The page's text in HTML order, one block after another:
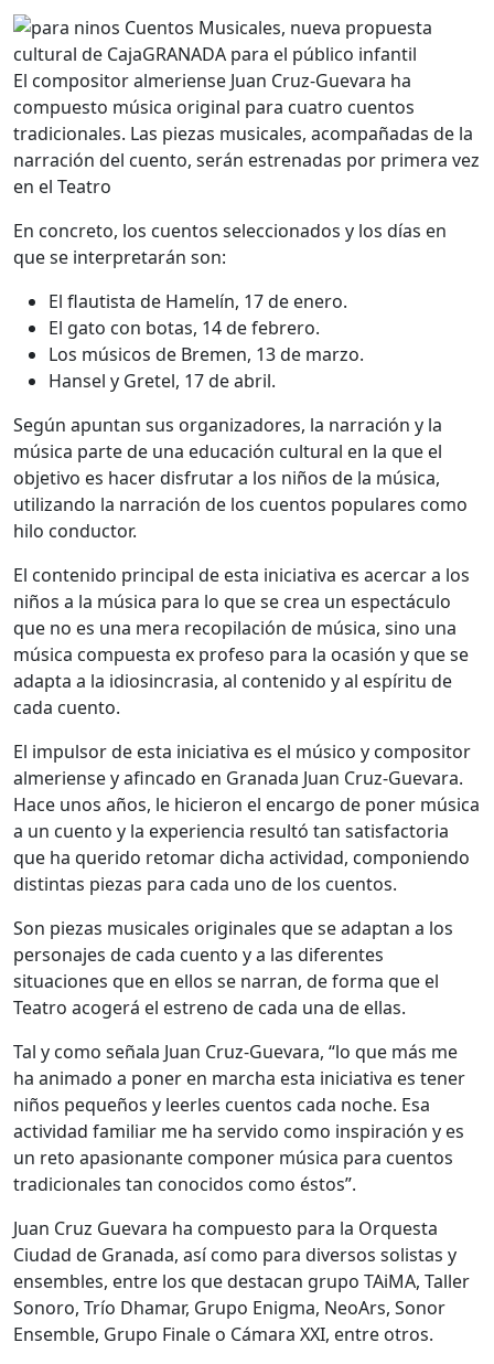
El compositor almeriense Juan Cruz-Guevara ha
compuesto música original para cuatro cuentos
tradicionales. Las piezas musicales, acompañadas de la
narración del cuento, serán estrenadas por primera vez
en el Teatro
En concreto, los cuentos seleccionados y los días en
que se interpretarán son:
El flautista de Hamelín, 17 de enero.
El gato con botas, 14 de febrero.
Los músicos de Bremen, 13 de marzo.
Hansel y Gretel, 17 de abril.
Según apuntan sus organizadores, la narración y la
música parte de una educación cultural en la que el
objetivo es hacer disfrutar a los niños de la música,
utilizando la narración de los cuentos populares como
hilo conductor.
El contenido principal de esta iniciativa es acercar a los
niños a la música para lo que se crea un espectáculo
que no es una mera recopilación de música, sino una
música compuesta ex profeso para la ocasión y que se
adapta a la idiosincrasia, al contenido y al espíritu de
cada cuento.
El impulsor de esta iniciativa es el músico y compositor
almeriense y afincado en Granada Juan Cruz-Guevara.
Hace unos años, le hicieron el encargo de poner música
a un cuento y la experiencia resultó tan satisfactoria
que ha querido retomar dicha actividad, componiendo
distintas piezas para cada uno de los cuentos.
Son piezas musicales originales que se adaptan a los
personajes de cada cuento y a las diferentes
situaciones que en ellos se narran, de forma que el
Teatro acogerá el estreno de cada una de ellas.
Tal y como señala Juan Cruz-Guevara, “lo que más me
ha animado a poner en marcha esta iniciativa es tener
niños pequeños y leerles cuentos cada noche. Esa
actividad familiar me ha servido como inspiración y es
un reto apasionante componer música para cuentos
tradicionales tan conocidos como éstos”.
Juan Cruz Guevara ha compuesto para la Orquesta
Ciudad de Granada, así como para diversos solistas y
ensembles, entre los que destacan grupo TAiMA, Taller
Sonoro, Trío Dhamar, Grupo Enigma, NeoArs, Sonor
Ensemble, Grupo Finale o Cámara XXI, entre otros.